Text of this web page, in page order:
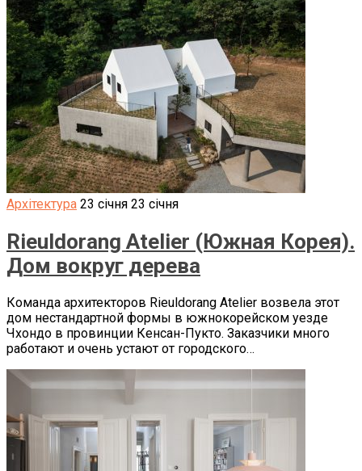
Архітектура 23 січня 23 січня
Rieuldorang Atelier (Южная Корея).
Дом вокруг дерева
Команда архитекторов Rieuldorang Atelier возвела этот
дом нестандартной формы в южнокорейском уезде
Чхондо в провинции Кенсан-Пукто. Заказчики много
работают и очень устают от городского…